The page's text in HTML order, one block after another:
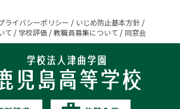
ライバシーポリシー / いじめ防止基本方針 /
て / 学校評価/教職員募集について / 同窓会